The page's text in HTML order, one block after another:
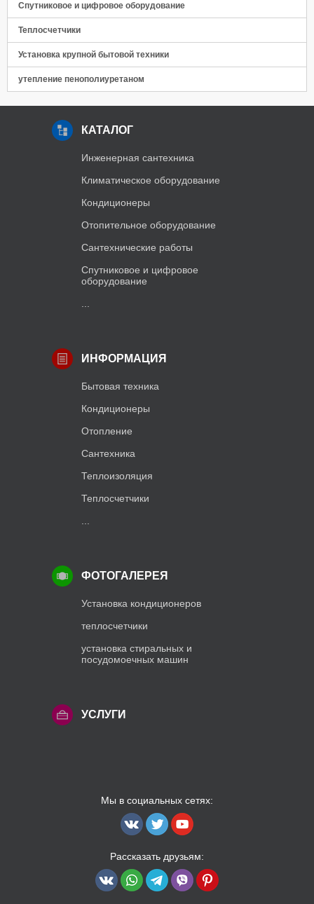
Спутниковое и цифровое оборудование
Теплосчетчики
Установка крупной бытовой техники
утепление пенополиуретаном
КАТАЛОГ
Инженерная сантехника
Климатическое оборудование
Кондиционеры
Отопительное оборудование
Сантехнические работы
Спутниковое и цифровое
оборудование
ИНФОРМАЦИЯ
Бытовая техника
Кондиционеры
Отопление
Сантехника
Теплоизоляция
Теплосчетчики
ФОТОГАЛЕРЕЯ
Установка кондиционеров
теплосчетчики
установка стиральных и
посудомоечных машин
УСЛУГИ
Мы в социальных сетях:
Рассказать друзьям: